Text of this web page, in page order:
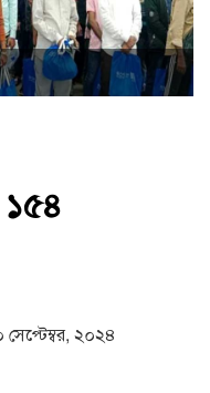
১৫৪
সেপ্টেম্বর, ২০২৪